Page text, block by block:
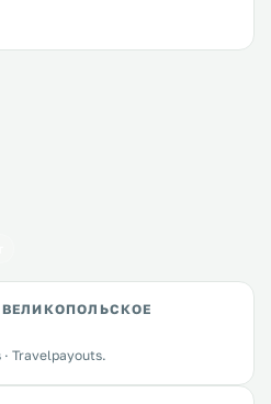
Travelpayouts.